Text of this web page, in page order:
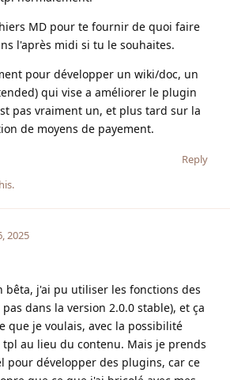
MD pour te fournir de quoi faire
l'après midi si tu le souhaites.
pour développer un wiki/doc, un
qui vise a améliorer le plugin
pas vraiment un, et plus tard sur la
de moyens de payement.
Reply
2025
bêta, j'ai pu utiliser les fonctions des
dans la version 2.0.0 stable), et ça
que je voulais, avec la possibilité
au lieu du contenu. Mais je prends
pour développer des plugins, car ce